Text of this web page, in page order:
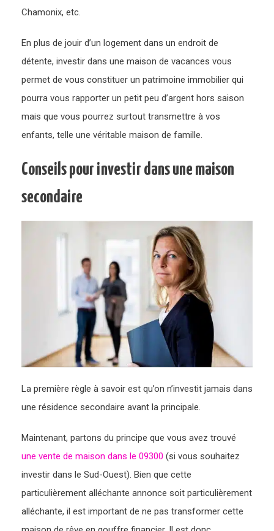
Chamonix, etc.
En plus de jouir d’un logement dans un endroit de
détente, investir dans une maison de vacances vous
permet de vous constituer un patrimoine immobilier qui
pourra vous rapporter un petit peu d’argent hors saison
mais que vous pourrez surtout transmettre à vos
enfants, telle une véritable maison de famille.
Conseils pour investir dans une maison
secondaire
La première règle à savoir est qu’on n’investit jamais dans
une résidence secondaire avant la principale.
Maintenant, partons du principe que vous avez trouvé
une vente de maison dans le 09300 (si vous souhaitez
investir dans le Sud-Ouest). Bien que cette
particulièrement alléchante annonce soit particulièrement
alléchante, il est important de ne pas transformer cette